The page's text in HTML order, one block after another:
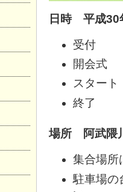
日時 平成
受付 午
開会式
スター
終了
場所 阿武隈
集合場所
駐車場の